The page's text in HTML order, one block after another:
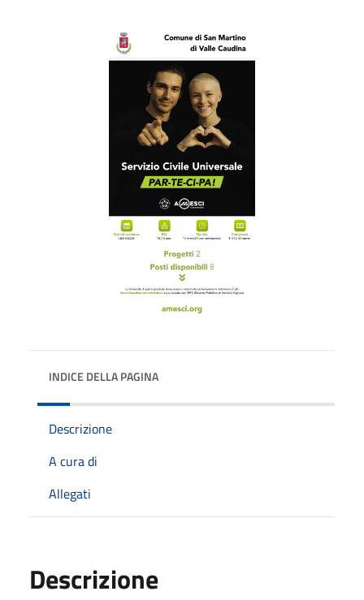
INDICE DELLA PAGINA
Descrizione
A cura di
Allegati
Descrizione